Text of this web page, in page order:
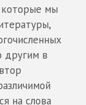
которые мы
другим в
на слова